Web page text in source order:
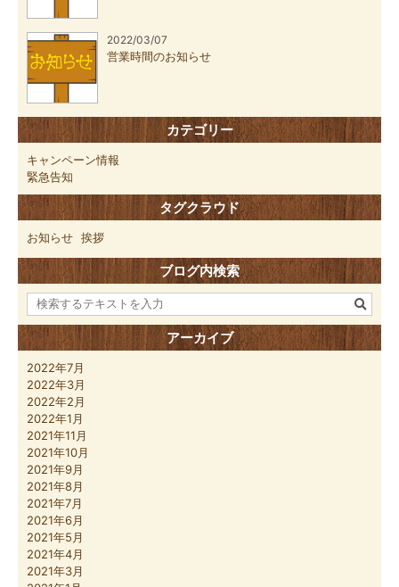
2022/03/07
営業時間のお知らせ
カテゴリー
キャンペーン情報
緊急告知
タグクラウド
お知らせ 挨拶
ブログ内検索
アーカイブ
2022年7月
2022年3月
2022年2月
2022年1月
2021年11月
2021年10月
2021年9月
2021年8月
2021年7月
2021年6月
2021年5月
2021年4月
2021年3月